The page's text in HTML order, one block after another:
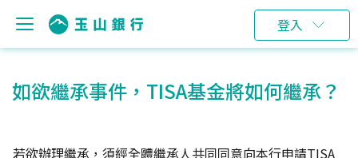
登入
如欲繼承事件，TISA基金將如何繼承？
若欲辦理繼承，須經全體繼承人共同同意向本行申請TISA